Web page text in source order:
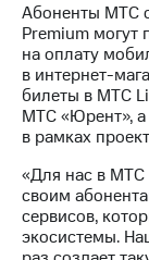
ПАО
Абоненты МТС
Premium могут
на оплату
в интернет-
билеты в МТС
МТС «Юрент», а
в рамках
«Для нас в МТС
своим
сервисов,
экосистемы.